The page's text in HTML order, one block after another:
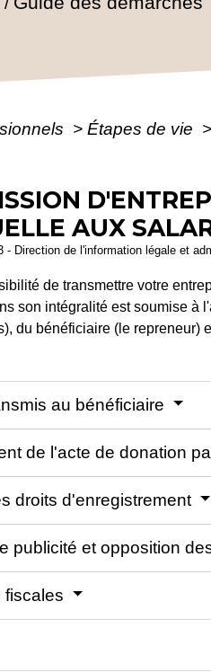
> Étapes de vie >
AUX
- Direction de l'information légale et
de transmettre votre
son intégralité est soumise à
du bénéficiaire (le repreneur)
au bénéficiaire
de l'acte de donation
droits d'enregistrement
publicité et opposition
fiscales